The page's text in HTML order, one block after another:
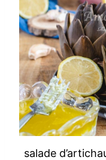
salade